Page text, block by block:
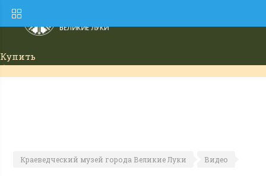
Купить
билет
Краеведческий музей города Великие Луки Видео